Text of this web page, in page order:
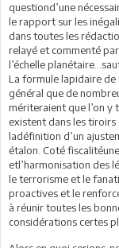
questiond’une
le rapport sur les
dans toutes les
relayé et commenté
l’échelle
La formule lapidaire de
général que de
mériteraient que l’on y
existent dans les tiroirs
ladéfinition d’un
étalon. Coté
etl’harmonisation des
le terrorisme et le
proactives et le
à réunir toutes les
considérations certes